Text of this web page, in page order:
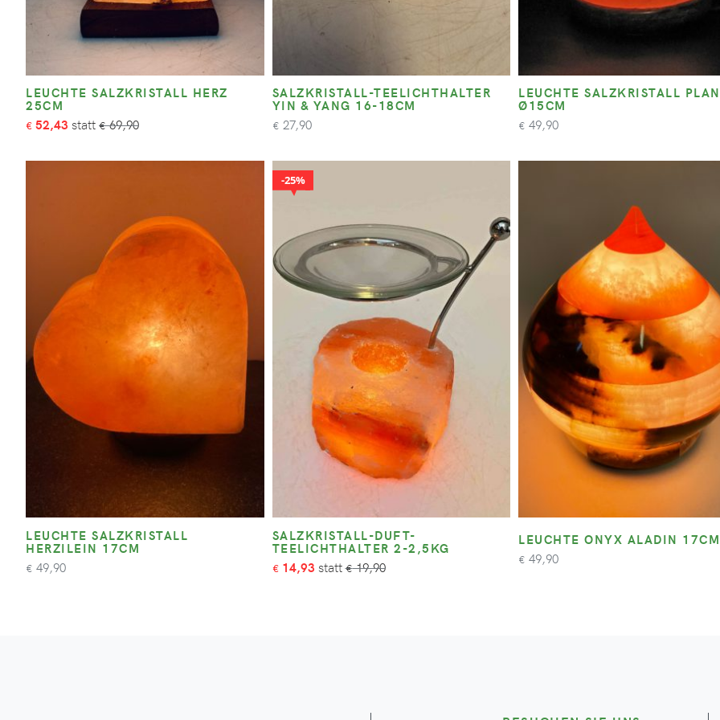
LEUCHTE SALZKRISTALL HERZ
25CM
€ 52,43 €69,90
SALZKRISTALL-TEELICHTHALTER
YIN & YANG 16-18CM
€ 27,90
LEUCHTE SALZKRISTALL
Ø15CM
€ 49,90
LEUCHTE SALZKRISTALL
HERZILEIN 17CM
€ 49,90
25%
SALZKRISTALL-DUFT-
TEELICHTHALTER 2-2,5KG
€14,93 €19,90
LEUCHTE ONYX ALADIN 17CM
€ 49,90